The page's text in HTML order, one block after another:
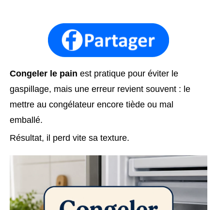
Congeler le pain est pratique pour éviter le
gaspillage, mais une erreur revient souvent : le
mettre au congélateur encore tiède ou mal
emballé.
Résultat, il perd vite sa texture.